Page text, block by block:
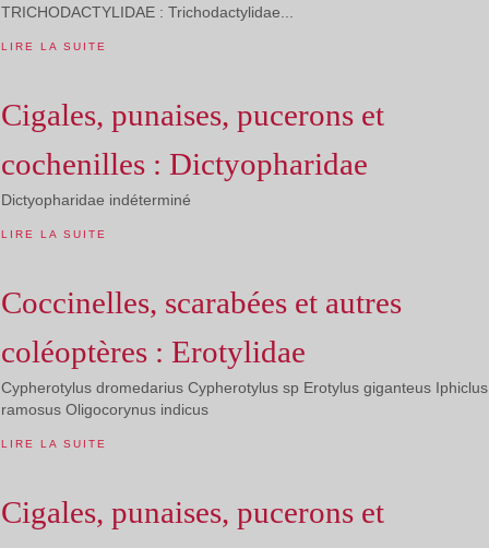
TRICHODACTYLIDAE : Trichodactylidae...
LIRE LA SUITE
Cigales, punaises, pucerons et
cochenilles : Dictyopharidae
Dictyopharidae indéterminé
LIRE LA SUITE
Coccinelles, scarabées et autres
coléoptères : Erotylidae
Cypherotylus dromedarius Cypherotylus sp Erotylus giganteus Iphiclus
ramosus Oligocorynus indicus
LIRE LA SUITE
Cigales, punaises, pucerons et